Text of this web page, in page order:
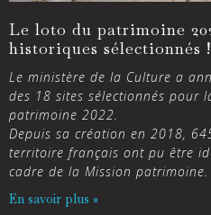
Le loto du patrimoine
historiques sélectionnés !
Le ministère de la Culture a
des 18 sites sélectionnés pour
patrimoine 2022.
Depuis sa création en 2018,
territoire français ont pu être
cadre de la Mission patrimoine.
En savoir plus »